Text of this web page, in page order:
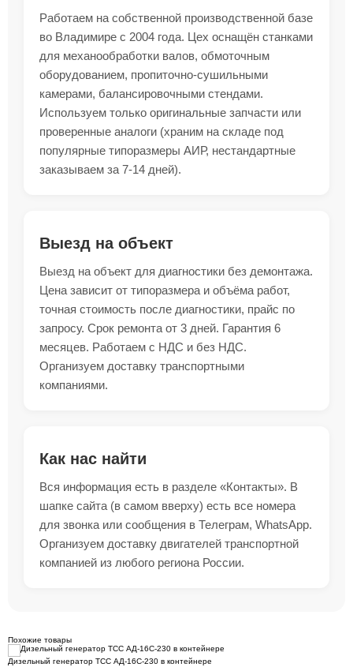
Работаем на собственной производственной базе
во Владимире с 2004 года. Цех оснащён станками
для механообработки валов, обмоточным
оборудованием, пропиточно-сушильными
камерами, балансировочными стендами.
Используем только оригинальные запчасти или
проверенные аналоги (храним на складе под
популярные типоразмеры АИР, нестандартные
заказываем за 7-14 дней).
Выезд на объект
Выезд на объект для диагностики без демонтажа.
Цена зависит от типоразмера и объёма работ,
точная стоимость после диагностики, прайс по
запросу. Срок ремонта от 3 дней. Гарантия 6
месяцев. Работаем с НДС и без НДС.
Организуем доставку транспортными
компаниями.
Как нас найти
Вся информация есть в разделе «Контакты». В
шапке сайта (в самом вверху) есть все номера
для звонка или сообщения в Телеграм, WhatsApp.
Организуем доставку двигателей транспортной
компанией из любого региона России.
Похожие товары
Дизельный генератор ТСС АД-16С-230 в контейнере